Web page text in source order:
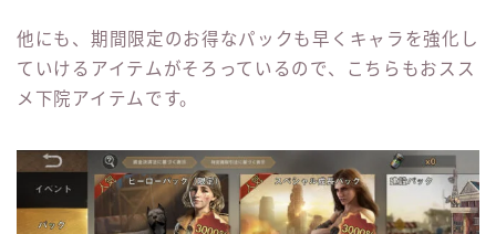
他にも、期間限定のお得なパックも早くキャラを強化し
ていけるアイテムがそろっているので、こちらもおスス
メ下院アイテムです。